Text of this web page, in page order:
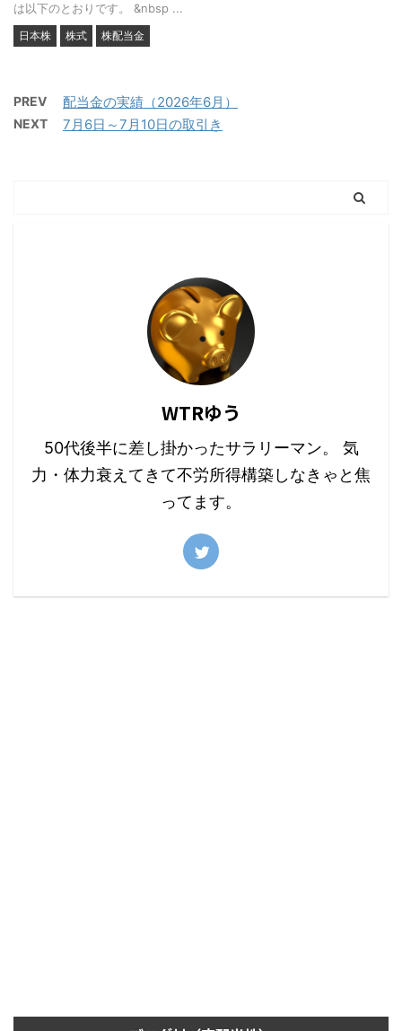
は以下のとおりです。 &nbsp ...
日本株 株式 株配当金
PREV 配当金の実績（2026年6月）
NEXT 7月6日～7月10日の取引き
WTRゆう
50代後半に差し掛かったサラリーマン。 気
力・体力衰えてきて不労所得構築しなきゃと焦
ってます。